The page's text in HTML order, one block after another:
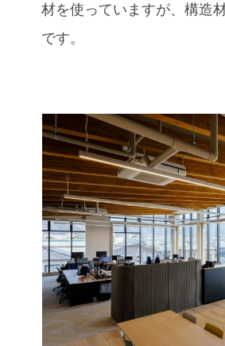
材を使っていますが、構造
です。